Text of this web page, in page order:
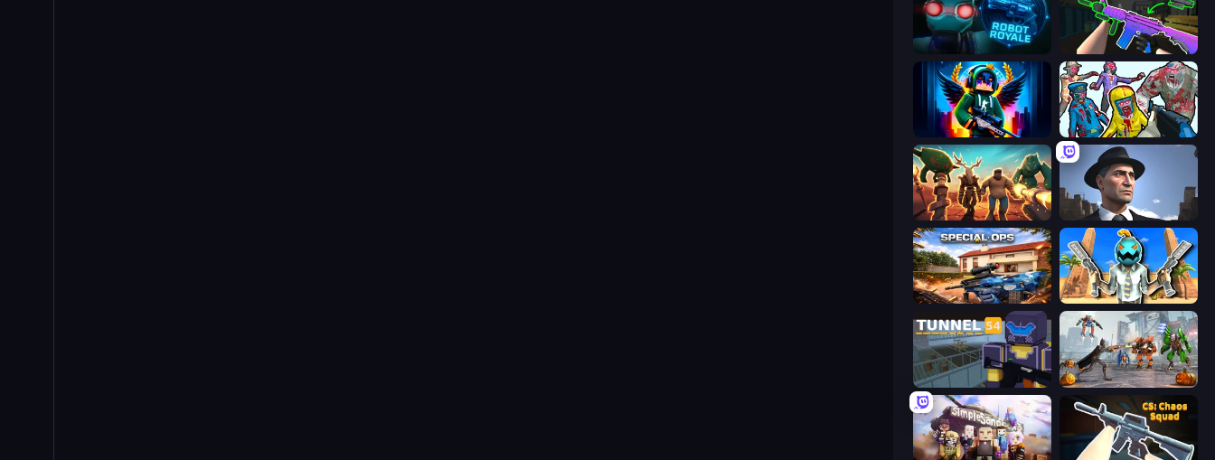
Online Robot Royale War V: Survivor
Zombies Shooter
Horde Crusher Downtown 1930s Mafia
Special Ops: GO Serious Head
Tunnel 54 Flying Bat Robot Car Transform Game